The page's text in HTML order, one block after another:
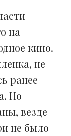
на
кино.
не
ранее
Но
везде
не было